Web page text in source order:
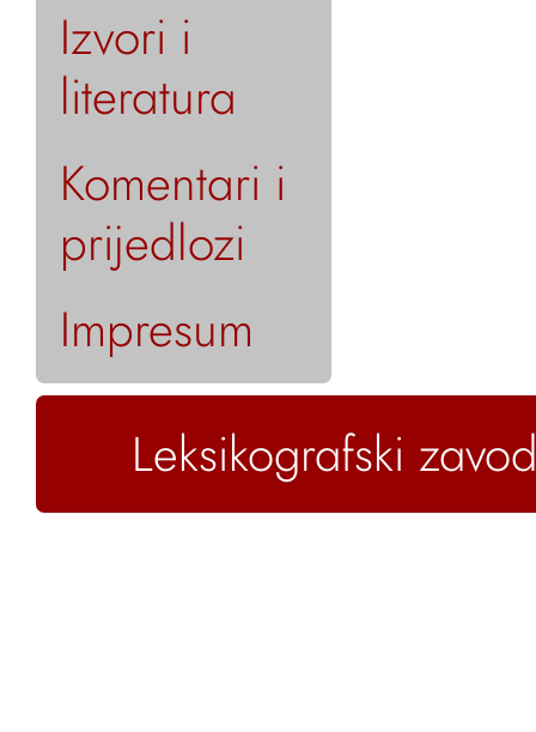
Izvori i
literatura
Komentari i
prijedlozi
Impresum
Leksikografski